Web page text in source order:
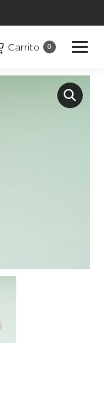
Carrito 0